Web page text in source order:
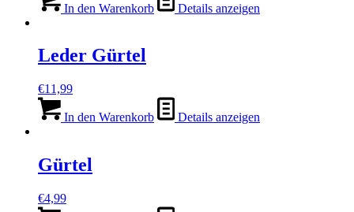
In den Warenkorb Details anzeigen
Leder Gürtel
€11,99
In den Warenkorb Details anzeigen
Gürtel
€4,99